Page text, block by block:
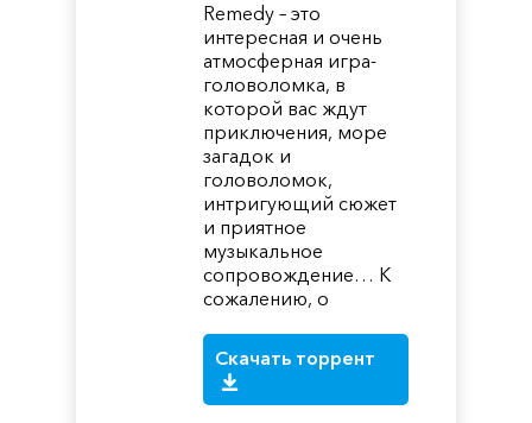
Remedy – это
интересная и очень
атмосферная игра-
головоломка, в
которой вас ждут
приключения, море
загадок и
головоломок,
интригующий сюжет
и приятное
музыкальное
сопровождение… К
сожалению, о
Скачать торрент